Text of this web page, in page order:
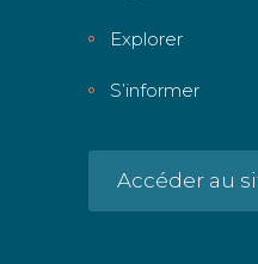
Explorer
S’informer
Accéder au